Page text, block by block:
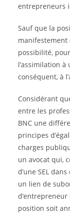
entrepreneurs
Sauf que la
manifestement
possibilité,
l’assimilation
conséquent, à
Considérant
entre les
BNC une
principes
charges
un avocat qui,
d’une SEL
un lien de
position soit